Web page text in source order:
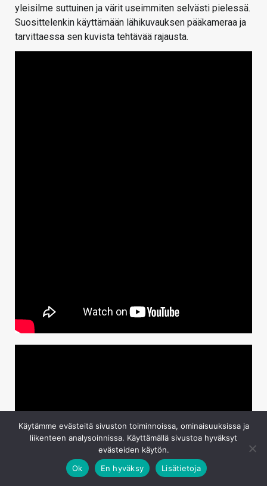
yleisilme suttuinen ja värit useimmiten selvästi pielessä.
Suosittelenkin käyttämään lähikuvauksen pääkameraa ja
tarvittaessa sen kuvista tehtävää rajausta.
Käytämme evästeitä sivuston toiminnoissa, ominaisuuksissa ja
liikenteen analysoinnissa. Käyttämällä sivustoa hyväksyt
evästeiden käytön.
Ok
En hyväksy Lisätietoja